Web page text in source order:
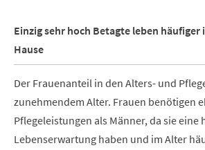
Einzig sehr hoch Betagte leben häufiger
Hause
Der Frauenanteil in den Alters- und
zunehmendem Alter. Frauen benötigen
Pflegeleistungen als Männer, da sie eine
Lebenserwartung haben und im Alter